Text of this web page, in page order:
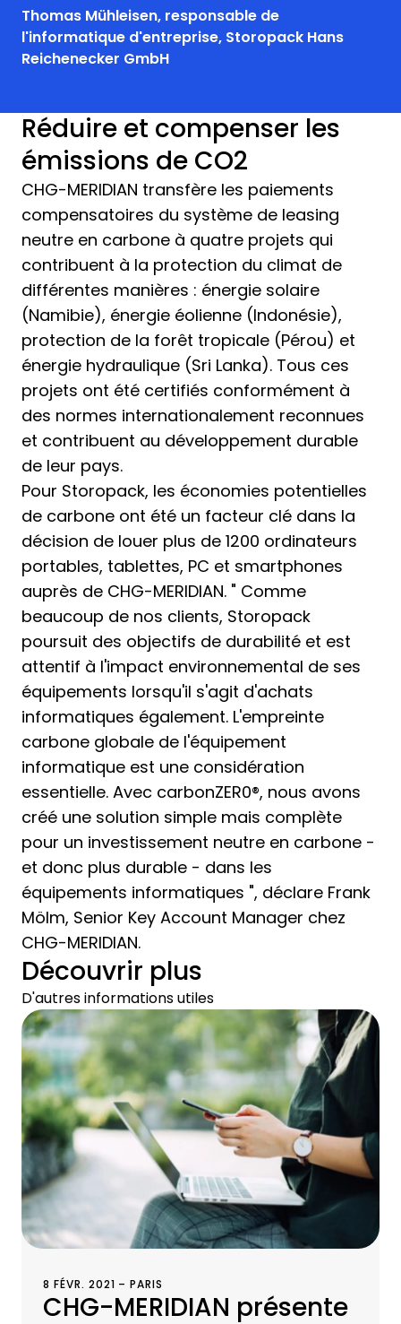
Thomas Mühleisen, responsable de
l'informatique d'entreprise, Storopack Hans
Reichenecker GmbH
Réduire et compenser les
émissions de CO2
CHG-MERIDIAN transfère les paiements
compensatoires du système de leasing
neutre en carbone à quatre projets qui
contribuent à la protection du climat de
différentes manières : énergie solaire
(Namibie), énergie éolienne (Indonésie),
protection de la forêt tropicale (Pérou) et
énergie hydraulique (Sri Lanka). Tous ces
projets ont été certifiés conformément à
des normes internationalement reconnues
et contribuent au développement durable
de leur pays.
Pour Storopack, les économies potentielles
de carbone ont été un facteur clé dans la
décision de louer plus de 1200 ordinateurs
portables, tablettes, PC et smartphones
auprès de CHG-MERIDIAN. " Comme
beaucoup de nos clients, Storopack
poursuit des objectifs de durabilité et est
attentif à l'impact environnemental de ses
équipements lorsqu'il s'agit d'achats
informatiques également. L'empreinte
carbone globale de l'équipement
informatique est une considération
essentielle. Avec carbonZER0®, nous avons
créé une solution simple mais complète
pour un investissement neutre en carbone -
et donc plus durable - dans les
équipements informatiques ", déclare Frank
Mölm, Senior Key Account Manager chez
CHG-MERIDIAN.
Découvrir plus
D'autres informations utiles
8 FÉVR. 2021 – PARIS
CHG-MERIDIAN présente